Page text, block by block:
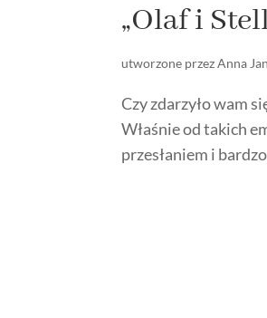
„Olaf i
utworzone przezAnna
Czy zdarzyło wam
Właśnie od takich
przesłaniem i